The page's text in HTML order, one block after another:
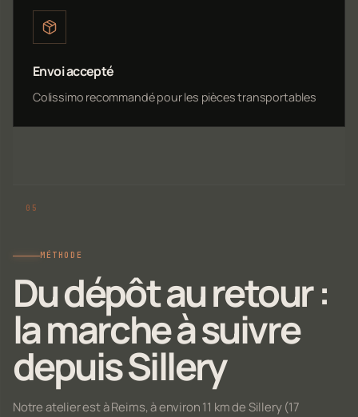
Envoi accepté
Colissimo recommandé pour les pièces transportables
MÉTHODE
Du dépôt au retour :
la marche à suivre
depuis Sillery
Notre atelier est à Reims, à environ 11 km de Sillery (17